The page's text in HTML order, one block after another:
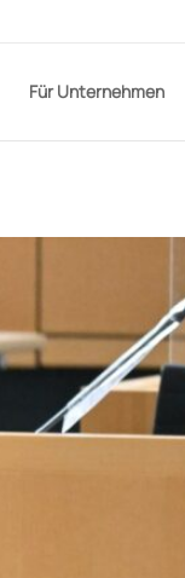
Für Unternehmen